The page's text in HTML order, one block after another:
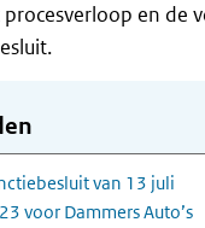
en de
van 13 juli
voor Dammers Auto’s